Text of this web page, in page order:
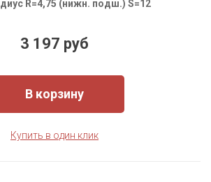
R=4,75 (нижн. подш.) S=12
3 197 руб
В корзину
Купить в один клик